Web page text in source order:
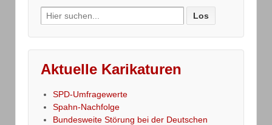
Search
for:
Aktuelle Karikaturen
SPD-Umfragewerte
Spahn-Nachfolge
Bundesweite Störung bei der Deutschen